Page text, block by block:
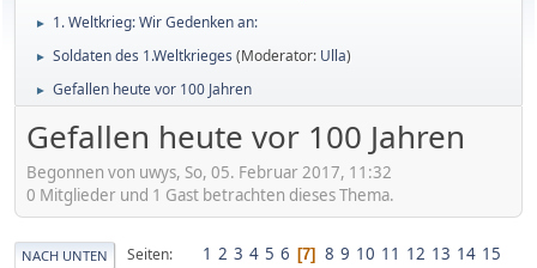
► 1. Weltkrieg: Wir Gedenken an:
► Soldaten des 1.Weltkrieges (Moderator: Ulla)
► Gefallen heute vor 100 Jahren
Gefallen heute vor 100 Jahren
Begonnen von uwys, So, 05. Februar 2017, 11:32
0 Mitglieder und 1 Gast betrachten dieses Thema.
NACH UNTEN Seiten 1 2 3 4 5 6 7 8 9 10 11 12 13 14 15